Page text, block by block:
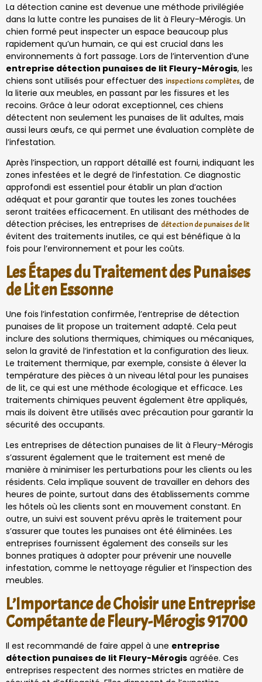
La détection canine est devenue une méthode privilégiée
dans la lutte contre les punaises de lit à Fleury-Mérogis. Un
chien formé peut inspecter un espace beaucoup plus
rapidement qu’un humain, ce qui est crucial dans les
environnements à fort passage. Lors de l’intervention d’une
entreprise détection punaises de lit Fleury-Mérogis, les
chiens sont utilisés pour effectuer des inspections complètes, de
la literie aux meubles, en passant par les fissures et les
recoins. Grâce à leur odorat exceptionnel, ces chiens
détectent non seulement les punaises de lit adultes, mais
aussi leurs œufs, ce qui permet une évaluation complète de
l’infestation.
Après l’inspection, un rapport détaillé est fourni, indiquant les
zones infestées et le degré de l’infestation. Ce diagnostic
approfondi est essentiel pour établir un plan d’action
adéquat et pour garantir que toutes les zones touchées
seront traitées efficacement. En utilisant des méthodes de
détection précises, les entreprises de détection de punaises de lit
évitent des traitements inutiles, ce qui est bénéfique à la
fois pour l’environnement et pour les coûts.
Les Étapes du Traitement des Punaises
de Lit en Essonne
Une fois l’infestation confirmée, l’entreprise de détection
punaises de lit propose un traitement adapté. Cela peut
inclure des solutions thermiques, chimiques ou mécaniques,
selon la gravité de l’infestation et la configuration des lieux.
Le traitement thermique, par exemple, consiste à élever la
température des pièces à un niveau létal pour les punaises
de lit, ce qui est une méthode écologique et efficace. Les
traitements chimiques peuvent également être appliqués,
mais ils doivent être utilisés avec précaution pour garantir la
sécurité des occupants.
Les entreprises de détection punaises de lit à Fleury-Mérogis
s’assurent également que le traitement est mené de
manière à minimiser les perturbations pour les clients ou les
résidents. Cela implique souvent de travailler en dehors des
heures de pointe, surtout dans des établissements comme
les hôtels où les clients sont en mouvement constant. En
outre, un suivi est souvent prévu après le traitement pour
s’assurer que toutes les punaises ont été éliminées. Les
entreprises fournissent également des conseils sur les
bonnes pratiques à adopter pour prévenir une nouvelle
infestation, comme le nettoyage régulier et l’inspection des
meubles.
L’Importance de Choisir une Entreprise
Compétante de Fleury-Mérogis 91700
Il est recommandé de faire appel à une entreprise
détection punaises de lit Fleury-Mérogis agréée. Ces
entreprises respectent des normes strictes en matière de